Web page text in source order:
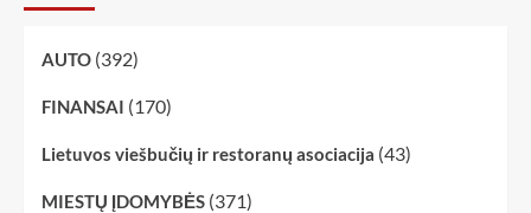
AUTO (392)
FINANSAI (170)
Lietuvos viešbučių ir restoranų asociacija (43)
MIESTŲ ĮDOMYBĖS (371)